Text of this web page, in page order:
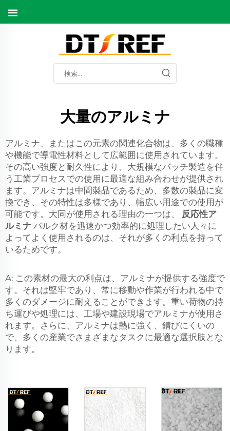
大量のアルミナ
アルミナ、またはこの元素の関連化合物は、多くの職種
や機能で導電性材料として広範囲に使用されています。
その高い強度と耐久性により、大規模なバッチ製造を伴
う工業プロセスでの使用に最適な組み合わせが提供され
ます。アルミナは中間製品であるため、多数の製品に変
換でき、その特性は多様であり、幅広い用途での使用が
可能です。大同が使用される理由の一つは、 反応性ア
ルミナ バルク材を迅速かつ効率的に処理したい人々に
よってよく使用されるのは、それが多くの利点を持って
いるためです。
A: この素材の最大の利点は、アルミナが提供する強度で
す。それは堅牢であり、常に移動や作業が行われる中で
多くのダメージに耐えることができます。重い荷物の持
ち運びや処理には、工場や建設現場でアルミナが使用さ
れます。さらに、アルミナは熱に強く、錆びにくいの
で、多くの産業でさまざまなタスクに最適な選択肢とな
ります。